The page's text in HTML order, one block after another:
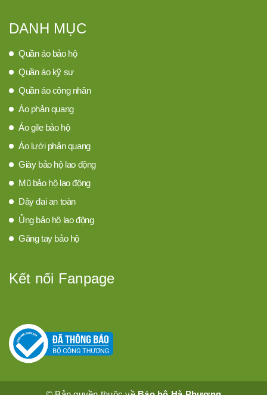
DANH MỤC
Quần áo bảo hộ
Quần áo kỹ sư
Quần áo công nhân
Áo phản quang
Áo gile bảo hộ
Áo lưới phản quang
Giày bảo hộ lao động
Mũ bảo hộ lao động
Dây đai an toàn
Ủng bảo hộ lao động
Găng tay bảo hộ
Kết nối Fanpage